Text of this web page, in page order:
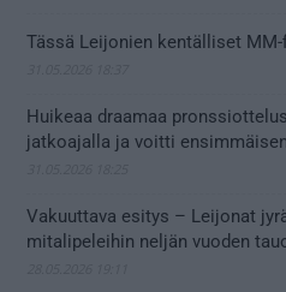
Tässä Leijonien kentälliset
Huikeaa draamaa
jatkoajalla ja voitti
Vakuuttava esitys – Leijonat
mitalipeleihin neljän vuoden